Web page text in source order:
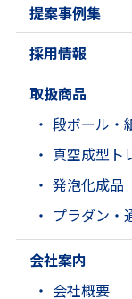
提案事例集
採用情報
取扱商品
段ボール・
真空成型ト
発泡化成品
プラダン・
会社案内
会社概要